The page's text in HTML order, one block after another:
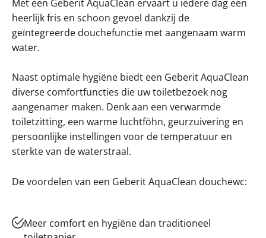
Met een Geberit AquaClean ervaart u iedere dag een
heerlijk fris en schoon gevoel dankzij de
geïntegreerde douchefunctie met aangenaam warm
water.
Naast optimale hygiëne biedt een Geberit AquaClean
diverse comfortfuncties die uw toiletbezoek nog
aangenamer maken. Denk aan een verwarmde
toiletzitting, een warme luchtföhn, geurzuivering en
persoonlijke instellingen voor de temperatuur en
sterkte van de waterstraal.
De voordelen van een Geberit AquaClean douchewc:
Meer comfort en hygiëne dan traditioneel